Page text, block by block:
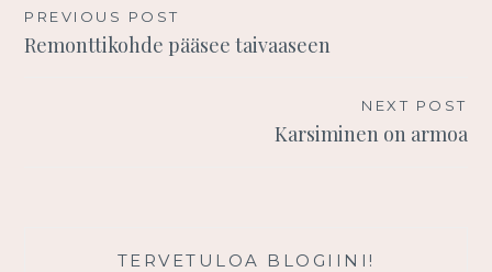
Artikkelien
selaus
PREVIOUS POST
Remonttikohde pääsee taivaaseen
NEXT POST
Karsiminen on armoa
TERVETULOA BLOGIINI!